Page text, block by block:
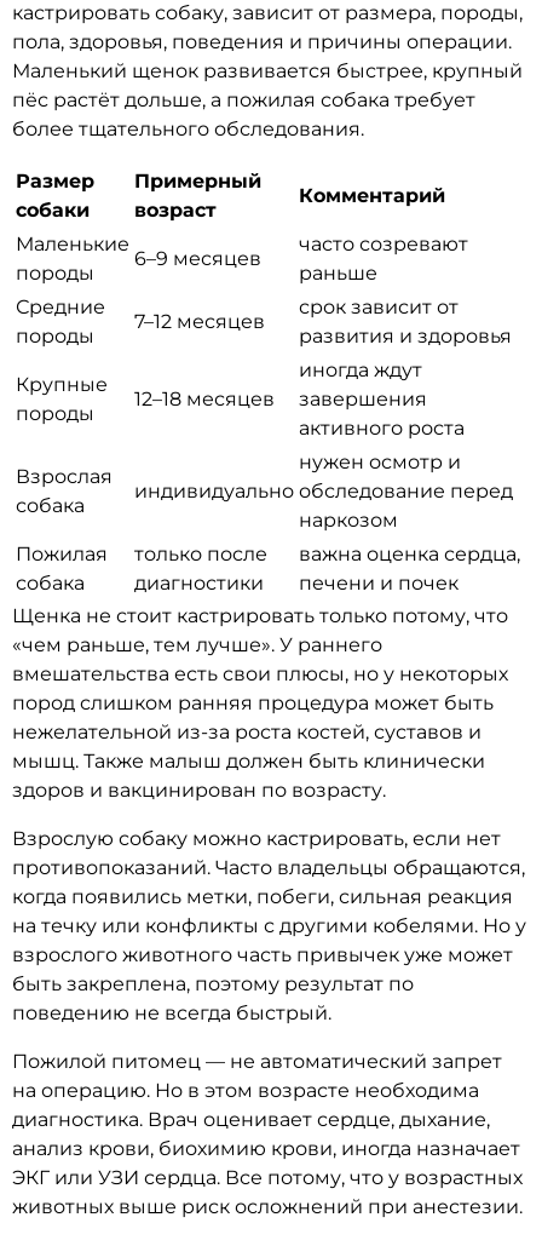
кастрировать собаку, зависит от размера, породы,
пола, здоровья, поведения и причины операции.
Маленький щенок развивается быстрее, крупный
пёс растёт дольше, а пожилая собака требует
более тщательного обследования.
Размер
собаки
Примерный
возраст
Комментарий
Маленькие
породы
6–9 месяцев
часто созревают
раньше
Средние
породы
7–12 месяцев
срок зависит от
развития и здоровья
Крупные
породы
12–18 месяцев
иногда ждут
завершения
активного роста
Взрослая
собака
индивидуально
нужен осмотр и
обследование перед
наркозом
Пожилая
собака
только после
диагностики
важна оценка сердца,
печени и почек
Щенка не стоит кастрировать только потому, что
«чем раньше, тем лучше». У раннего
вмешательства есть свои плюсы, но у некоторых
пород слишком ранняя процедура может быть
нежелательной из-за роста костей, суставов и
мышц. Также малыш должен быть клинически
здоров и вакцинирован по возрасту.
Взрослую собаку можно кастрировать, если нет
противопоказаний. Часто владельцы обращаются,
когда появились метки, побеги, сильная реакция
на течку или конфликты с другими кобелями. Но у
взрослого животного часть привычек уже может
быть закреплена, поэтому результат по
поведению не всегда быстрый.
Пожилой питомец — не автоматический запрет
на операцию. Но в этом возрасте необходима
диагностика. Врач оценивает сердце, дыхание,
анализ крови, биохимию крови, иногда назначает
ЭКГ или УЗИ сердца. Все потому, что у возрастных
животных выше риск осложнений при анестезии.